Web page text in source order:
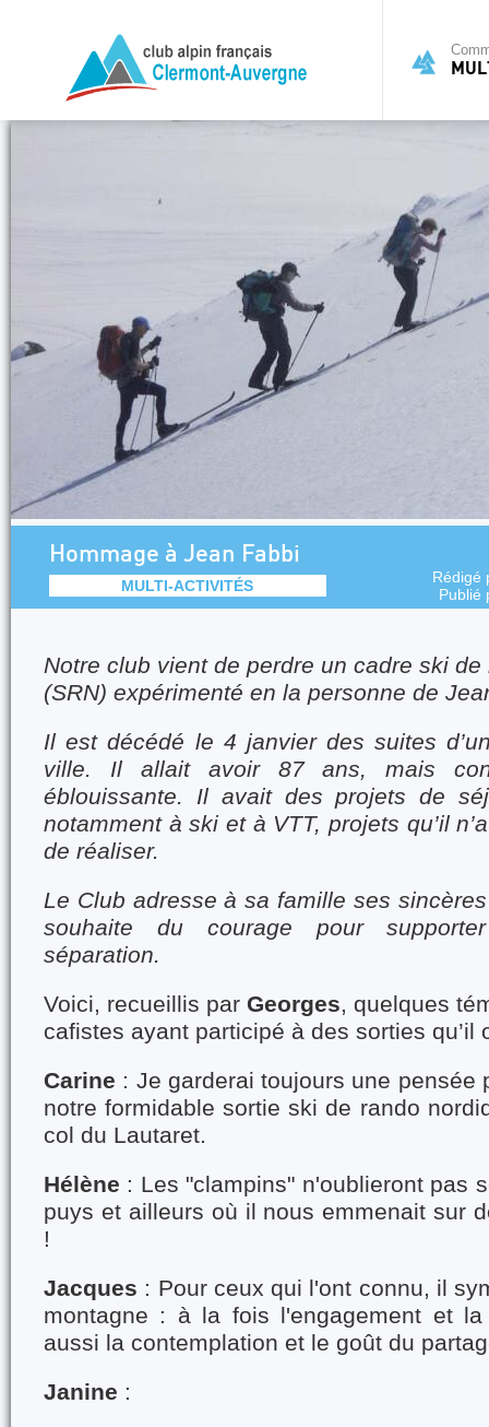
Hommage à Jean Fabbi
MULTI-ACTIVITÉS
Rédigé
Publié
Notre club vient de perdre un cadre ski
(SRN) expérimenté en la personne de
Il est décédé le 4 janvier des suites
ville. Il allait avoir 87 ans, mais
éblouissante. Il avait des projets de
notamment à ski et à VTT, projets qu’il
de réaliser.
Le Club adresse à sa famille ses
souhaite du courage pour
séparation.
Voici, recueillis par Georges, quelques
cafistes ayant participé à des sorties qu’il
Carine : Je garderai toujours une pensée
notre formidable sortie ski de rando
col du Lautaret.
Hélène : Les "clampins" n'oublieront pas
puys et ailleurs où il nous emmenait sur
!
Jacques : Pour ceux qui l'ont connu, il
montagne : à la fois l'engagement et la
aussi la contemplation et le goût du
Janine :